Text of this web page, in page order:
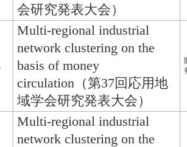
会研究発表大会）
Multi-regional industrial
network clustering on the
basis of money
circulation（第37回応用地
域学会研究発表大会）
Multi-regional industrial
network clustering on the